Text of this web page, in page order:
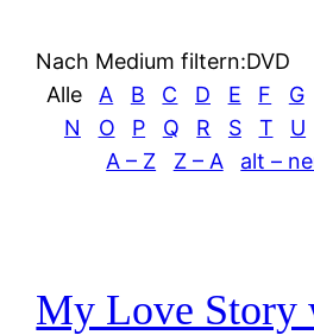
Nach Medium filtern:DVD
Alle
A B C D E F G
N
O P Q R S T U
A – Z
Z – A alt –
My Love Story